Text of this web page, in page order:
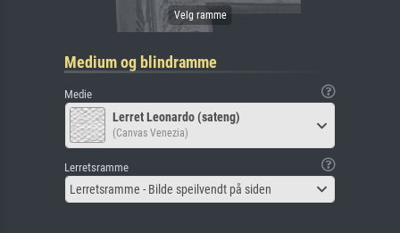
Medium og blindramme
Medie
Lerret Leonardo (sateng)
(Canvas Venezia)
Lerretsramme
Lerretsramme - Bilde speilvendt på siden